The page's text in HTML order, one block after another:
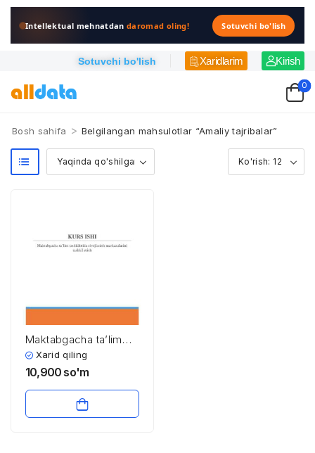
Intellektual mehnatdandaromad oling! Sotuvchi bo'lish
Sotuvchi bo'lish Xaridlarim Kirish
0
Bosh sahifa > Belgilangan mahsulotlar “Amaliy tajribalar”
Maktabgacha ta’lim
tashkilotida rivojlanish
markazalarini tashkil
Xarid qiling
10,900 so'm